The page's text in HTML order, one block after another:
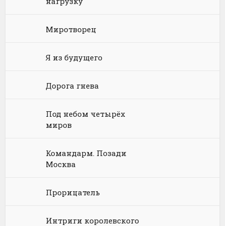
Юриспруденция, право
Языкознание
Попаданцы
Социальная фантастика
Русское фэнтези
Ужасы и Мистика
Миротворец
Я из будущего
Дорога гнева
Под небом четырёх
миров
Командарм. Позади
Москва
Прорицатель
Интриги королевского